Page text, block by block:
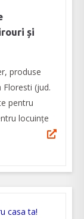
și
produse
Floresti (jud.
pentru
locuințe